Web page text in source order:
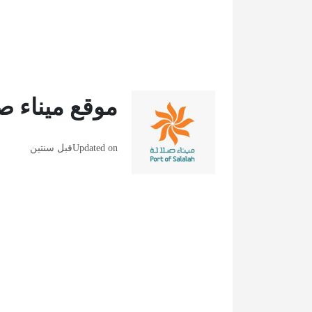
موقع ميناء
Updated onقبل سنتين